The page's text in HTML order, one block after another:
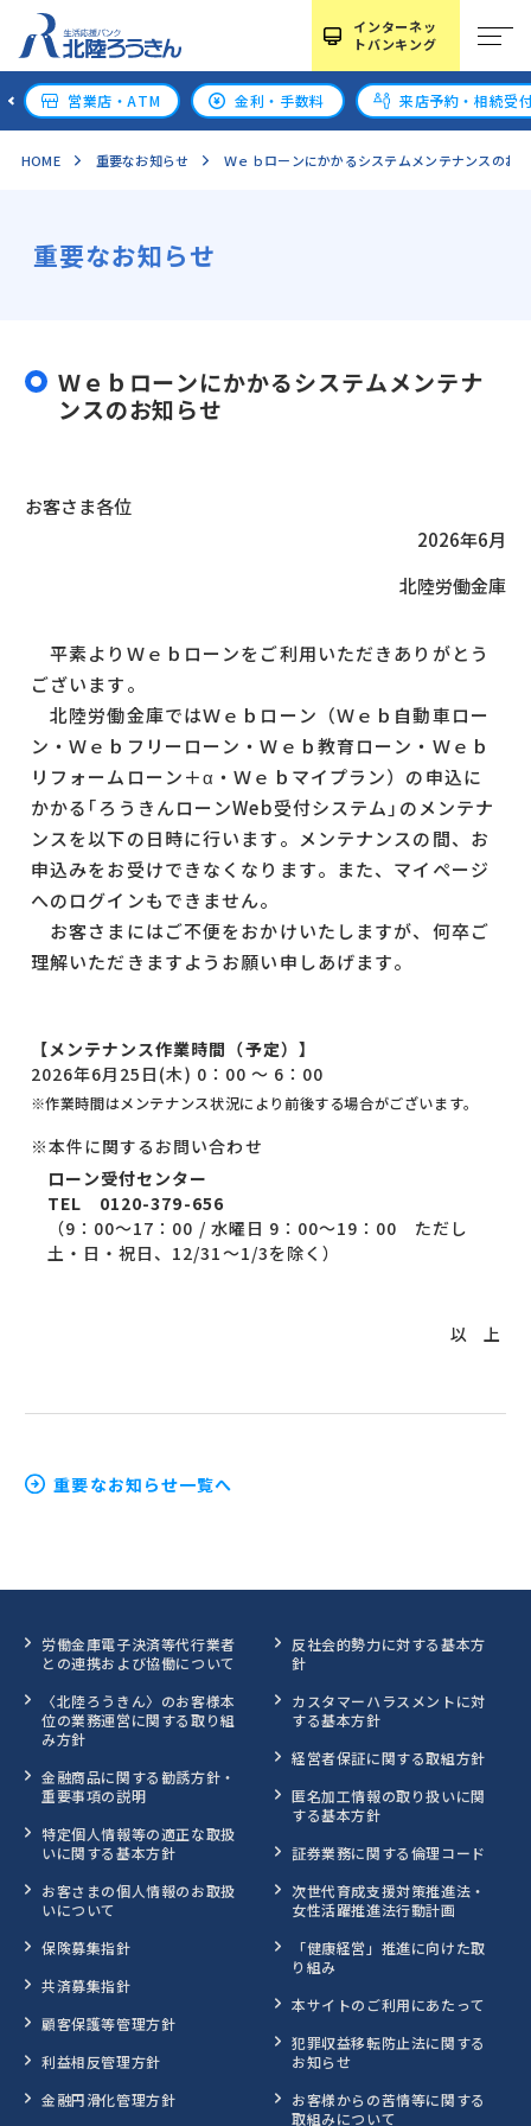
インターネッ
トバンキング
営業店・ATM 金利・手数料 来店予約・相続受
HOME 重要なお知らせ Ｗｅｂローンにかかるシステムメンテナンスのお
重要なお知らせ
Ｗｅｂローンにかかるシステムメンテナ
ンスのお知らせ
お客さま各位
2026年6月
北陸労働金庫
平素よりＷｅｂローンをご利用いただきありがとう
ございます。
北陸労働金庫ではＷｅｂローン（Ｗｅｂ自動車ロー
ン・Ｗｅｂフリーローン・Ｗｅｂ教育ローン・Ｗｅｂ
リフォームローン＋α・Ｗｅｂマイプラン）の申込に
かかる｢ろうきんローンWeb受付システム｣のメンテナ
ンスを以下の日時に行います。メンテナンスの間、お
申込みをお受けできなくなります。また、マイページ
へのログインもできません。
お客さまにはご不便をおかけいたしますが、何卒ご
理解いただきますようお願い申しあげます。
【メンテナンス作業時間（予定）】
2026年6月25日(木) 0：00 ～ 6：00
作業時間はメンテナンス状況により前後する場合がございます。
※本件に関するお問い合わせ
ローン受付センター
TEL 0120-379-656
（9：00～17：00 / 水曜日 9：00～19：00 ただし
土・日・祝日、12/31～1/3を除く）
以 上
重要なお知らせ一覧へ
労働金庫電子決済等代行業者
との連携および協働について
〈北陸ろうきん〉のお客様本
位の業務運営に関する取り組
み方針
金融商品に関する勧誘方針・
重要事項の説明
特定個人情報等の適正な取扱
いに関する基本方針
お客さまの個人情報のお取扱
いについて
保険募集指針
共済募集指針
顧客保護等管理方針
利益相反管理方針
金融円滑化管理方針
反社会的勢力に対する基本方
針
カスタマーハラスメントに対
する基本方針
経営者保証に関する取組方針
匿名加工情報の取り扱いに関
する基本方針
証券業務に関する倫理コード
次世代育成支援対策推進法・
女性活躍推進法行動計画
「健康経営」推進に向けた取
り組み
本サイトのご利用にあたって
犯罪収益移転防止法に関する
お知らせ
お客様からの苦情等に関する
取組みについて